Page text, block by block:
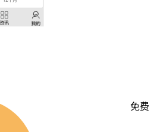
免费